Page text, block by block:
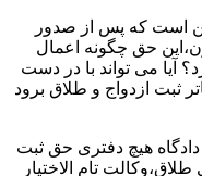
است که پس از صدور
حق چگونه اعمال
آیا می تواند با در دست
ثبت ازدواج و طلاق برود
هیچ دفتری حق ثبت
تام الاختیار